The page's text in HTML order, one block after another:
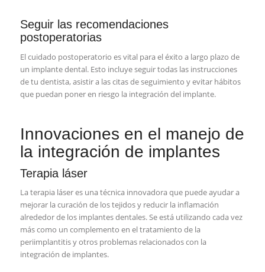
Seguir las recomendaciones
postoperatorias
El cuidado postoperatorio es vital para el éxito a largo plazo de
un implante dental. Esto incluye seguir todas las instrucciones
de tu dentista, asistir a las citas de seguimiento y evitar hábitos
que puedan poner en riesgo la integración del implante.
Innovaciones en el manejo de
la integración de implantes
Terapia láser
La terapia láser es una técnica innovadora que puede ayudar a
mejorar la curación de los tejidos y reducir la inflamación
alrededor de los implantes dentales. Se está utilizando cada vez
más como un complemento en el tratamiento de la
periimplantitis y otros problemas relacionados con la
integración de implantes.